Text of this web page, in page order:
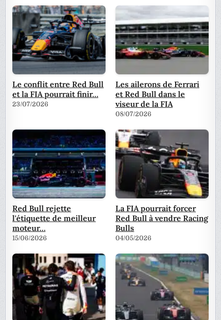
Le conflit entre Red Bull
et la FIA pourrait finir…
23/07/2026
Les ailerons de Ferrari
et Red Bull dans le
viseur de la FIA
08/07/2026
Red Bull rejette
l'étiquette de meilleur
moteur…
15/06/2026
La FIA pourrait forcer
Red Bull à vendre Racing
Bulls
04/05/2026